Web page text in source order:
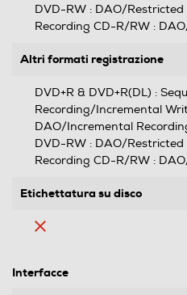
DVD-RW : DAO/
Recording CD-R/RW :
Altri formati registrazione
DVD+R & DVD+R(DL) :
Recording/Incremental
DAO/Incremental
DVD-RW : DAO/
Recording CD-R/RW :
Etichettatura su disco
Interfacce